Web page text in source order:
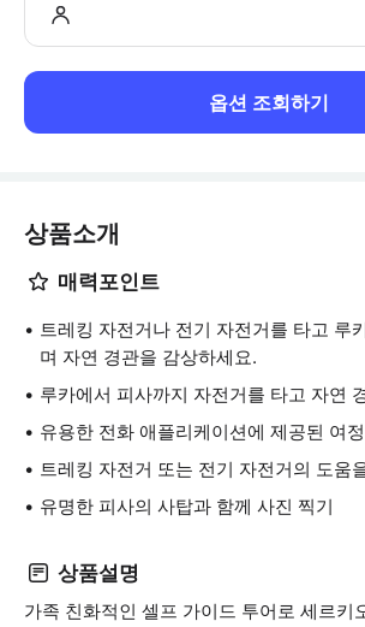
옵션 조회하기
상품소개
매력포인트
트레킹 자전거나 전기 자전거를 타고 루
며 자연 경관을 감상하세요.
루카에서 피사까지 자전거를 타고 자연
유용한 전화 애플리케이션에 제공된 여
트레킹 자전거 또는 전기 자전거의 도움
유명한 피사의 사탑과 함께 사진 찍기
상품설명
가족 친화적인 셀프 가이드 투어로 세르키